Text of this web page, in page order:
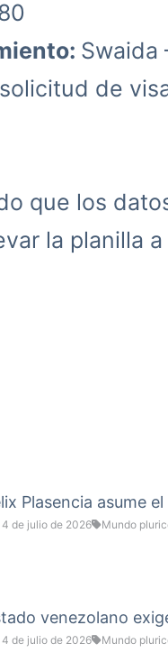
Swaida
de
que los
la planilla
Plasencia asume
de julio de 2026 Mundo
venezolano
de julio de 2026 Mundo